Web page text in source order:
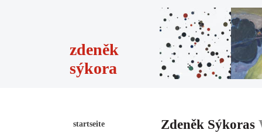
zdeněk
sýkora
startseite
Zdeněk Sýkoras